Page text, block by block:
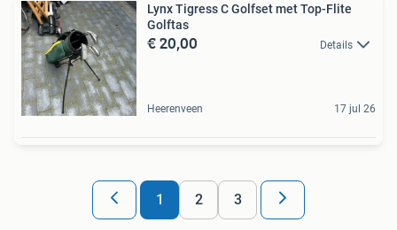
Lynx Tigress C Golfset met Top-Flite
Golftas
€ 20,00 Details
Heerenveen 17 jul 26
1 2 3